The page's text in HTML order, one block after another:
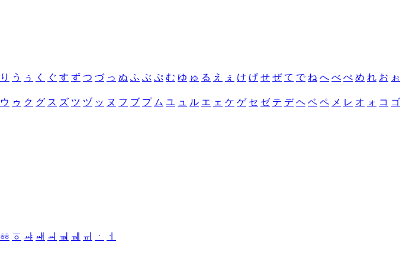
り う ぅ く ぐ す ず つ づ っ ぬ ふ ぶ ぷ む ゆ ゅ る え ぇ け げ せ ぜ て で ね へ べ ぺ め れ お ぉ
ウ ゥ ク グ ス ズ ツ ヅ ッ ヌ フ ブ プ ム ユ ュ ル エ ェ ケ ゲ セ ゼ テ デ ヘ ベ ペ メ レ オ ォ コ ゴ
ㆅ ㆆ ㆇ ㆈ ㆉ ㆊ ㆋ ㆌ ㆍ
ㆎ